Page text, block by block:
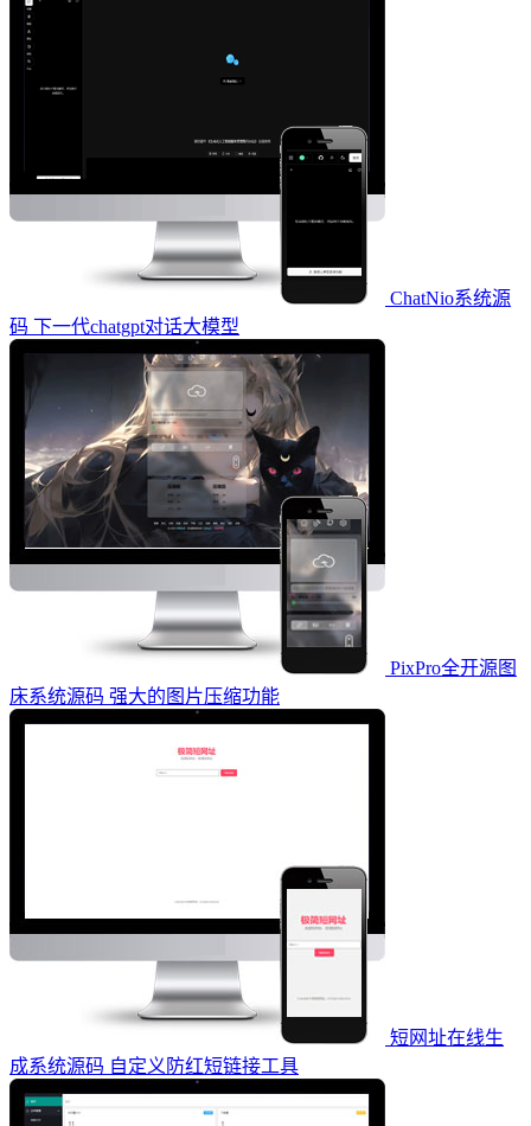
ChatNio系统源
码 下一代chatgpt对话大模型
PixPro全开源图
床系统源码 强大的图片压缩功能
短网址在线生
成系统源码 自定义防红短链接工具